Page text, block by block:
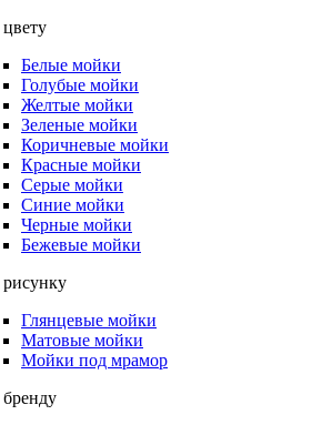
Белые мойки
Голубые мойки
Желтые мойки
Зеленые мойки
Коричневые мойки
Красные мойки
Серые мойки
Синие мойки
Черные мойки
Бежевые мойки
Глянцевые мойки
Матовые мойки
Мойки под мрамор